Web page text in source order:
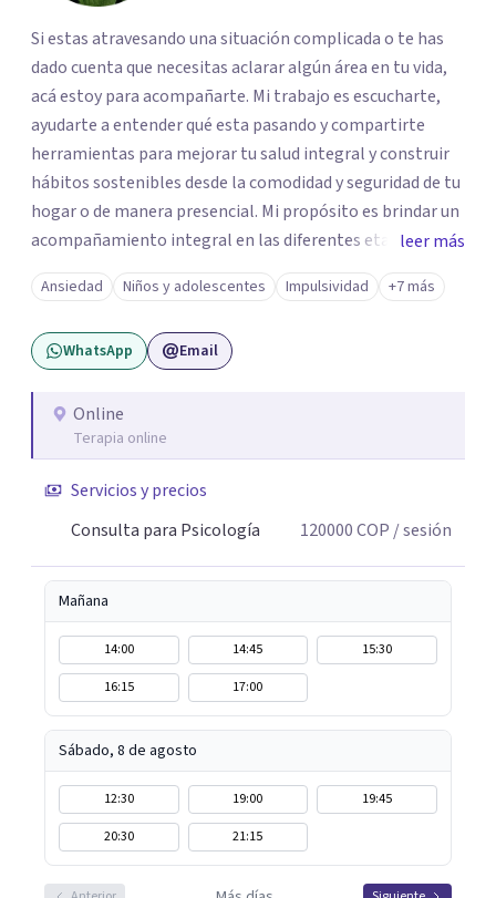
Si estas atravesando una situación complicada o te has
dado cuenta que necesitas aclarar algún área en tu vida,
acá estoy para acompañarte. Mi trabajo es escucharte,
ayudarte a entender qué esta pasando y compartirte
herramientas para mejorar tu salud integral y construir
hábitos sostenibles desde la comodidad y seguridad de tu
hogar o de manera presencial. Mi propósito es brindar un
acompañamiento integral en las diferentes etapas de la
vida, adaptando la intervención a las necesidades de cada
momento del ciclo vital. Un espacio enteramente
confidencial y seguro, con flexibilidad de horarios y una
atención personalizada. Durante mi trayectoria los
y enfoque integral. Estoy a un mensaje de whatsapp si
necesitas orientación "Tu bienestar es la prioridad, sin
leer más
Ansiedad Niños y adolescentes Impulsividad +7 más
WhatsApp Email
Online
Terapia online
Servicios y precios
Consulta para Psicología
120000COP / sesión
Mañana
14:00 14:45
15:30
16:15
17:00
Sábado, 8 de agosto
12:30 19:00
19:45
20:30
21:15